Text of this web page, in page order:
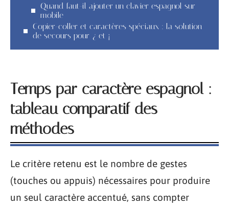
Quand faut-il ajouter un clavier espagnol sur
mobile
Copier-coller et caractères spéciaux : la solution
de secours pour ¿ et ¡
Temps par caractère espagnol :
tableau comparatif des
méthodes
Le critère retenu est le nombre de gestes
(touches ou appuis) nécessaires pour produire
un seul caractère accentué, sans compter